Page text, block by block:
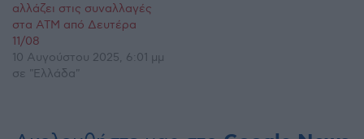
αλλάζει στις συναλλαγές
στα ATM από Δευτέρα
11/08
10 Αυγούστου 2025, 6:01 μμ
σε "Ελλάδα"